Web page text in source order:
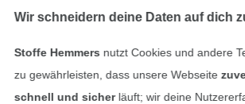
Kontakt
Wir schneidern deine Daten auf dich
Stoffe Hemmers nutzt Cookies und andere
zu gewährleisten, dass unsere Webseite
schnell und sicherläuft; wir deine